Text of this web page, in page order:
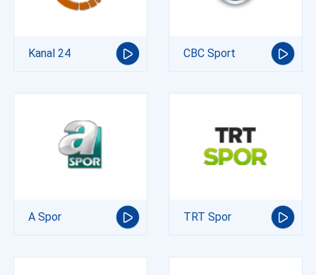
Kanal 24 CBC Sport
A Spor TRT Spor